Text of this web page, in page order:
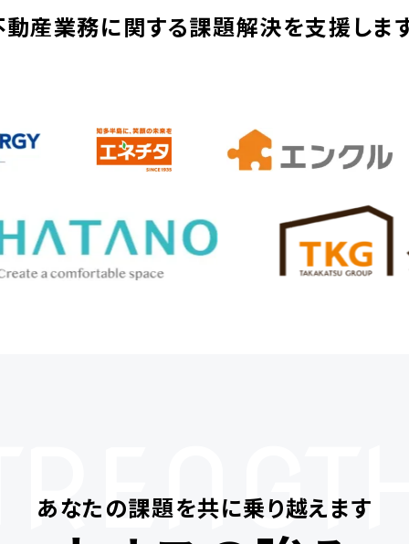
動産業務に関する課題解決を支援しま
あなたの課題を共に乗り越えます